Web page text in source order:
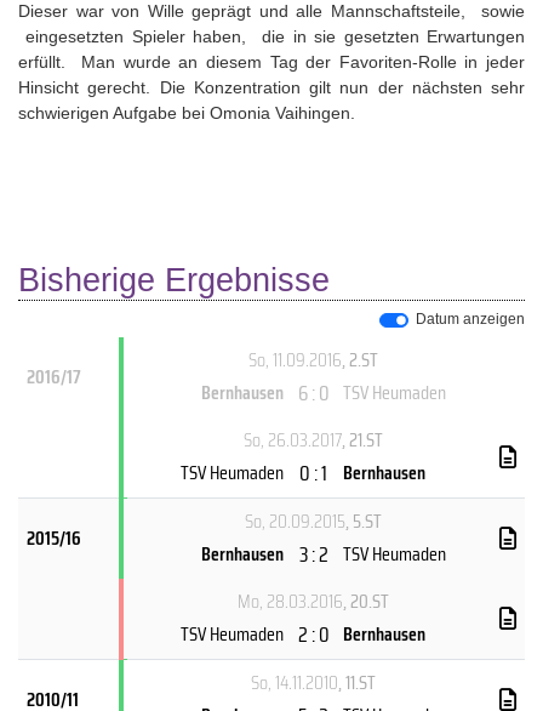
Dieser war von Wille geprägt und alle Mannschaftsteile, sowie
eingesetzten Spieler haben, die in sie gesetzten Erwartungen
erfüllt. Man wurde an diesem Tag der Favoriten-Rolle in jeder
Hinsicht gerecht. Die Konzentration gilt nun der nächsten sehr
schwierigen Aufgabe bei Omonia Vaihingen.
Bisherige Ergebnisse
Datum anzeigen
2016/17
So, 11.09.2016, 2.ST
Bernhausen 6 : 0 TSV Heumaden
So, 26.03.2017, 21.ST
TSV Heumaden 0 : 1 Bernhausen
2015/16
So, 20.09.2015, 5.ST
Bernhausen 3 : 2 TSV Heumaden
Mo, 28.03.2016, 20.ST
TSV Heumaden 2 : 0 Bernhausen
2010/11
So, 14.11.2010, 11.ST